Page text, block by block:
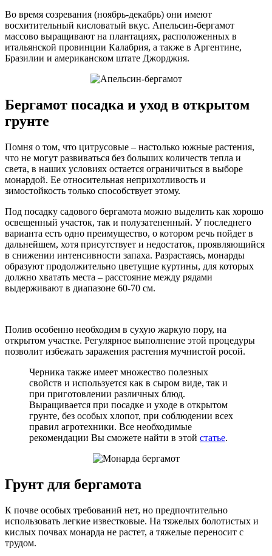
Во время созревания (ноябрь-декабрь) они имеют
восхитительный кисловатый вкус. Апельсин-бергамот
массово выращивают на плантациях, расположенных в
итальянской провинции Калабрия, а также в Аргентине,
Бразилии и американском штате Джорджия.
Бергамот посадка и уход в открытом
грунте
Помня о том, что цитрусовые – настолько южные растения,
что не могут развиваться без больших количеств тепла и
света, в наших условиях остается ограничиться в выборе
монардой. Ее относительная неприхотливость и
зимостойкость только способствует этому.
Под посадку садового бергамота можно выделить как хорошо
освещенный участок, так и полузатененный. У последнего
варианта есть одно преимущество, о котором речь пойдет в
дальнейшем, хотя присутствует и недостаток, проявляющийся
в снижении интенсивности запаха. Разрастаясь, монарды
образуют продолжительно цветущие куртины, для которых
должно хватать места – расстояние между рядами
выдерживают в диапазоне 60-70 см.
Полив особенно необходим в сухую жаркую пору, на
открытом участке. Регулярное выполнение этой процедуры
позволит избежать заражения растения мучнистой росой.
Черника также имеет множество полезных
свойств и используется как в сыром виде, так и
при приготовлении различных блюд.
Выращивается при посадке и уходе в открытом
грунте, без особых хлопот, при соблюдении всех
правил агротехники. Все необходимые
рекомендации Вы сможете найти в этой статье.
Грунт для бергамота
К почве особых требований нет, но предпочтительно
использовать легкие известковые. На тяжелых болотистых и
кислых почвах монарда не растет, а тяжелые переносит с
трудом.